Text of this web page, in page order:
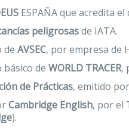
ESPAÑA que acredita
peligrosasde IATA.
deAVSEC, por empresa de
básico deWORLD TRACER,
de Prácticas, emitido
Cambridge English, por el
).